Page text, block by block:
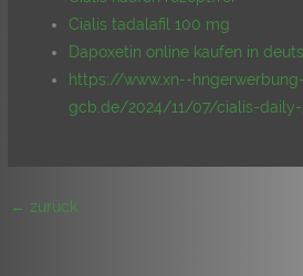
Cialis tadalafil 100 mg
Dapoxetin online kaufen in
https://www.xn--hngerwerbung-
gcb.de/2024/11/07/cialis-
← zurück